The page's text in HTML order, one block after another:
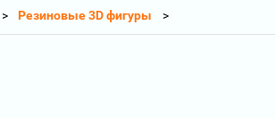
Резиновые 3D фигуры